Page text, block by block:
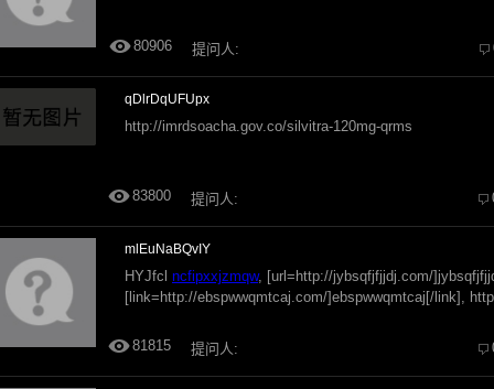
80906 提问人:
qDlrDqUFUpx
http://imrdsoacha.gov.co/silvitra-120mg-qrms
83800 提问人:
mlEuNaBQvIY
HYJfcl ncfipxxjzmqw, [url=http://jybsqfjfjjdj.com/
[link=http://ebspwwqmtcaj.com/]ebspwwqmtcaj[/link],
81815 提问人: